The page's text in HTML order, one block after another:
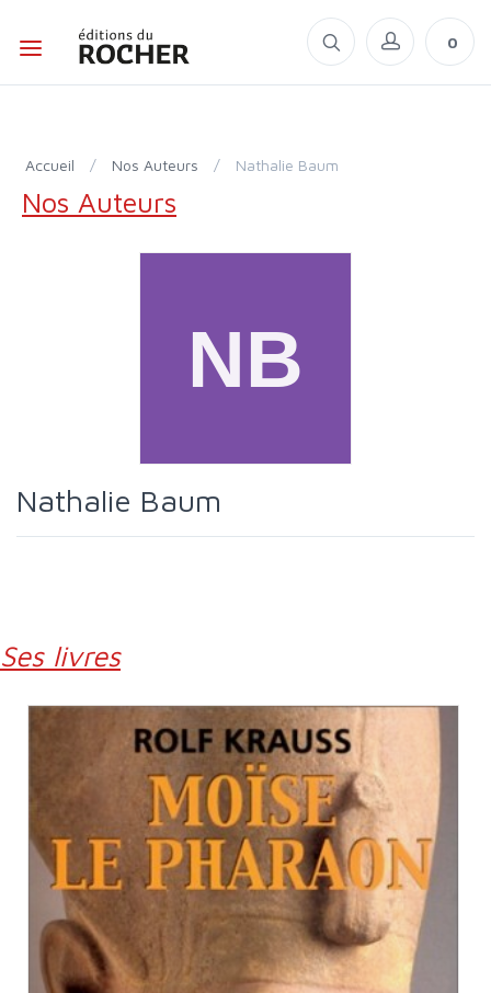
0
Accueil / Nos Auteurs / Nathalie Baum
Nos Auteurs
Nathalie Baum
Ses livres